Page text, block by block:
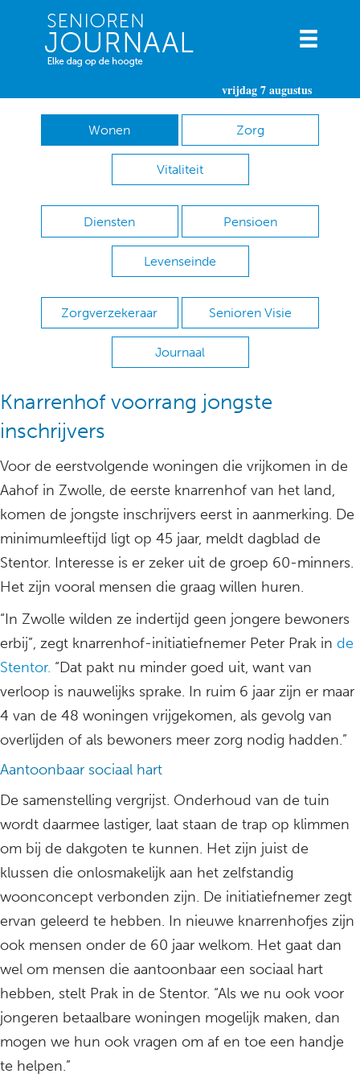
vrijdag 7 augustus
Wonen Zorg
Vitaliteit
Diensten Pensioen
Levenseinde
Zorgverzekeraar Senioren Visie
Journaal
Knarrenhof voorrang jongste
inschrijvers
Voor de eerstvolgende woningen die vrijkomen in de
Aahof in Zwolle, de eerste knarrenhof van het land,
komen de jongste inschrijvers eerst in aanmerking. De
minimumleeftijd ligt op 45 jaar, meldt dagblad de
Stentor. Interesse is er zeker uit de groep 60-minners.
Het zijn vooral mensen die graag willen huren.
“In Zwolle wilden ze indertijd geen jongere bewoners
erbij”, zegt knarrenhof-initiatiefnemer Peter Prak in de
Stentor. “Dat pakt nu minder goed uit, want van
verloop is nauwelijks sprake. In ruim 6 jaar zijn er maar
4 van de 48 woningen vrijgekomen, als gevolg van
overlijden of als bewoners meer zorg nodig hadden.”
Aantoonbaar sociaal hart
De samenstelling vergrijst. Onderhoud van de tuin
wordt daarmee lastiger, laat staan de trap op klimmen
om bij de dakgoten te kunnen. Het zijn juist de
klussen die onlosmakelijk aan het zelfstandig
woonconcept verbonden zijn. De initiatiefnemer zegt
ervan geleerd te hebben. In nieuwe knarrenhofjes zijn
ook mensen onder de 60 jaar welkom. Het gaat dan
wel om mensen die aantoonbaar een sociaal hart
hebben, stelt Prak in de Stentor. “Als we nu ook voor
jongeren betaalbare woningen mogelijk maken, dan
mogen we hun ook vragen om af en toe een handje
te helpen.”